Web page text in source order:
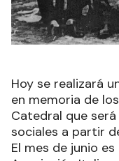
Hoy se realizará
en memoria de
Catedral que
sociales a partir
El mes de junio